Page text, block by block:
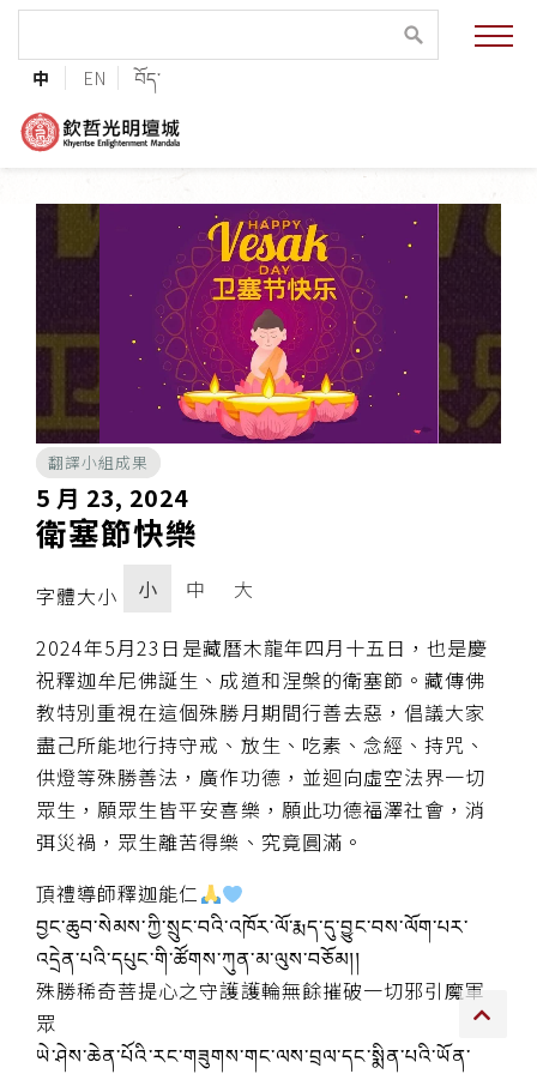
中 EN བོད་
緣起與願景
法王與上師的祝福
護持協會
加入志工
巴麥欽哲傳承
第三世巴麥欽哲仁波切
傳承上師授證
專書與譯著
*巴麥寺與麥青寺的聯合聲明
尊貴上師珍寶開示
巴麥欽哲珍寶開示
前行開示文集
媒體影音集
翻譯小組成果
5 月 23, 2024
衛塞節快樂
字體大小 小 中 大
2024年5月23日是藏曆木龍年四月十五日，也是慶
祝釋迦牟尼佛誕生、成道和涅槃的衛塞節。藏傳佛
教特別重視在這個殊勝月期間行善去惡，倡議大家
盡己所能地行持守戒、放生、吃素、念經、持咒、
供燈等殊勝善法，廣作功德，並迴向虛空法界一切
眾生，願眾生皆平安喜樂，願此功德福澤社會，消
弭災禍，眾生離苦得樂、究竟圓滿。
頂禮導師釋迦能仁
བྱང་ཆུབ་སེམས་ཀྱི་སྲུང་བའི་འཁོར་ལོ་རྨད་དུ་བྱུང་བས་ལོག་པར་
འདྲེན་པའི་དཔུང་གི་ཚོགས་ཀུན་མ་ལུས་བཅོམ།།
殊勝稀奇菩提心之守護護輪無餘摧破一切邪引魔軍
眾
ཡེ་ཤེས་ཆེན་པོའི་རང་གཟུགས་གང་ལས་བྲལ་དང་སྨིན་པའི་ཡོན་